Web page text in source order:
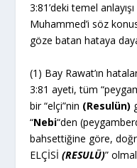
3:81’deki temel
Muhammed’i söz
göze batan hataya
(1) Bay Rawat’ın
3:81 ayeti, tüm
bir “elçi”nin (Resulün)
“Nebi“den
bahsettiğine göre,
ELÇİSİ(RESULÜ)”